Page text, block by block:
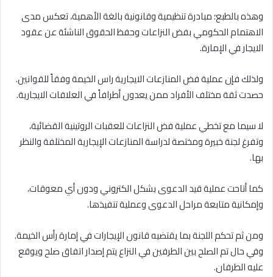
وهذه بالطبع؛ مبادرة تنظيمية وقانونية بالغة الأهمية، تعكس مدى
الاهتمام الحكومي بفض النزاعات وحفظ الحقوق الناشئة عن عقود
الايجار في الإمارة.
ولذلك فإن عملية فض المنازعات الايجارية راس الخيمة وفقاً للقوانين.
حصدت ثقة مختلف الأفراد ممن يعدون أطرافاً في العلاقات الايجارية.
لا سيما مع تخطي عملية فض النزاعات للعقبات الروتينية القضائية،
وتفرغ لجنة خبيرة ومختصة لدراسة المنازعات الإيجارية المختلفة والنظر
بها.
كما أتاحت عملية قيد الدعوى بشكل الكتروني ودون أي معوقات،
وإمكانية متابعة مراحل الدعوى وعملية تنفيذها.
ومن ثم تحكم اللجنة بما يقتضيه قانون الإيجارات في إمارة رأس الخيمة.
وفي حال تم الصلح بين الطرفين في النزاع يتم إصدار اتفاق صلح ويوقع
عليه الطرفان.